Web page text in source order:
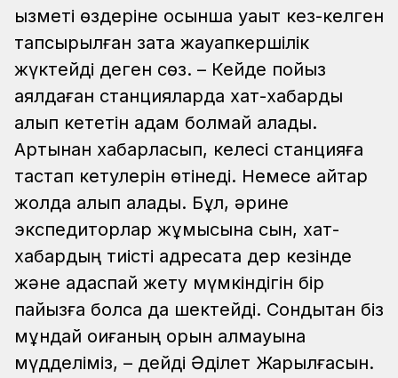
қызметі өздеріне осынша уақыт кез-келген
тапсырылған затқа жауапкершілік
жүктейді деген сөз. – Кейде пойыз
аялдаған станцияларда хат-хабарды
алып кететін адам болмай қалады.
Артынан хабарласып, келесі станцияға
тастап кетулерін өтінеді. Немесе қайтар
жолда алып қалады. Бұл, әрине
экспедиторлар жұмысына сын, хат-
хабардың тиісті адресатқа дер кезінде
және адаспай жету мүмкіндігін бір
пайызға болса да шектейді. Сондықтан біз
мұндай оқиғаның орын алмауына
мүдделіміз, – дейді Әділет Жарылғасын.